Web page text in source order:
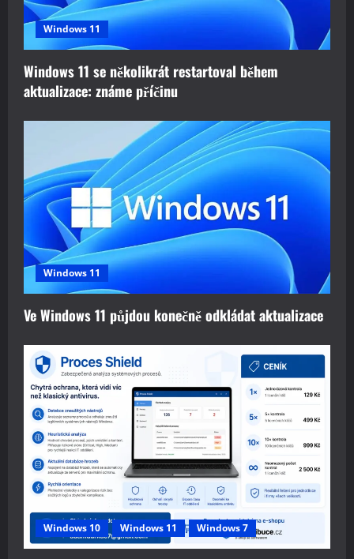
t
i
o
n
Windows 11
Windows 11 se několikrát restartoval během
aktualizace: známe příčinu
Windows 11
Ve Windows 11 půjdou konečně odkládat aktualizace
Windows 10 Windows 11 Windows 7